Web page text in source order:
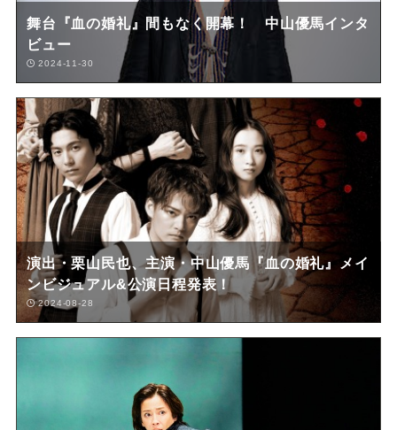
舞台『血の婚礼』間もなく開幕！ 中山優馬インタ
ビュー
2024-11-30
演出・栗山民也、主演・中山優馬『血の婚礼』メイ
ンビジュアル&公演日程発表！
2024-08-28